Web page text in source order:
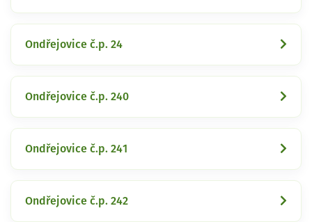
Ondřejovice č.p. 24
Ondřejovice č.p. 240
Ondřejovice č.p. 241
Ondřejovice č.p. 242